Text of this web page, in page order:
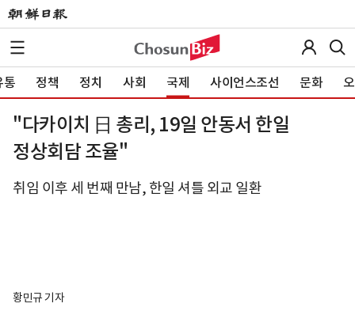
통 정책 정치 사회 국제 사이언스조선 문화
"다카이치 日 총리, 19일 안동서 한일
정상회담 조율"
취임 이후 세 번째 만남, 한일 셔틀 외교 일환
황민규 기자